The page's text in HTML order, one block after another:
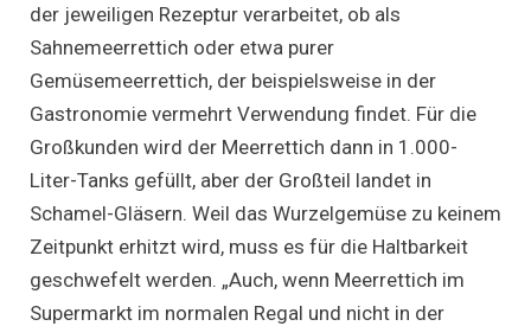
der jeweiligen Rezeptur verarbeitet, ob als
Sahnemeerrettich oder etwa purer
Gemüsemeerrettich, der beispielsweise in der
Gastronomie vermehrt Verwendung findet. Für die
Großkunden wird der Meerrettich dann in 1.000-
Liter-Tanks gefüllt, aber der Großteil landet in
Schamel-Gläsern. Weil das Wurzelgemüse zu keinem
Zeitpunkt erhitzt wird, muss es für die Haltbarkeit
geschwefelt werden. „Auch, wenn Meerrettich im
Supermarkt im normalen Regal und nicht in der